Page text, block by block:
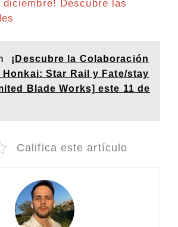
diciembre! Descubre las
¡Descubre la Colaboración
Honkai: Star Rail y Fate/stay
Blade Works] este 11 de
Califica este artículo